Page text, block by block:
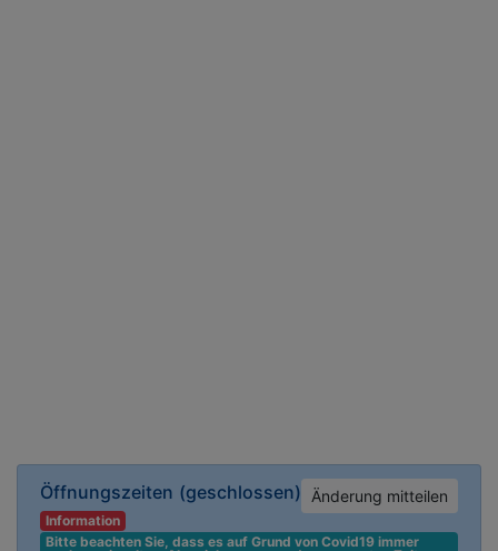
Öffnungszeiten (geschlossen) Änderung mitteilen
Information
Bitte beachten Sie, dass es auf Grund von Covid19 immer